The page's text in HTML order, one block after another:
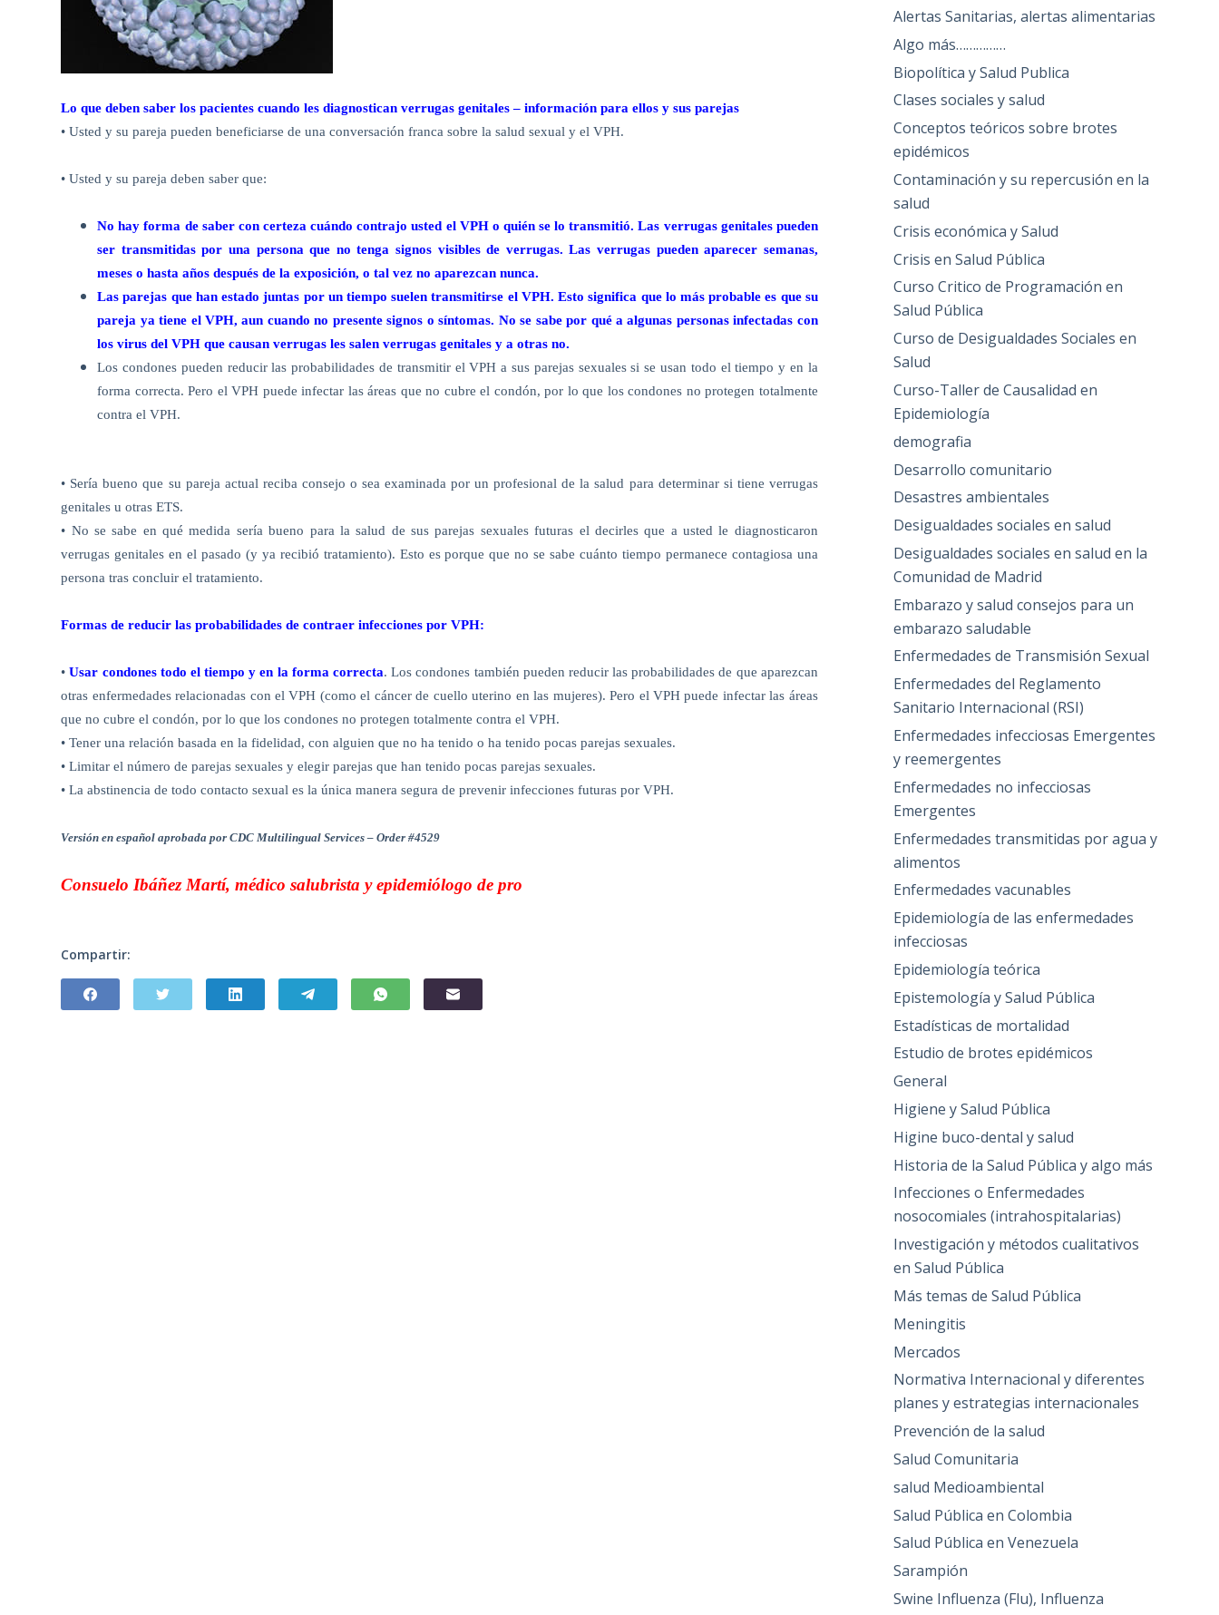
Lo que deben saber los pacientes cuando les diagnostican verrugas genitales – información para ellos y sus parejas
• Usted y su pareja pueden beneficiarse de una conversación franca sobre la salud sexual y el VPH.
• Usted y su pareja deben saber que:
No hay forma de saber con certeza cuándo contrajo usted el VPH o quién se lo transmitió.Las verrugas genitales pueden
ser transmitidas por una persona que no tenga signos visibles de verrugas. Las verrugas pueden aparecer semanas,
meses o hasta años después de la exposición, o tal vez no aparezcan nunca.
Las parejas que han estado juntas por un tiempo suelen transmitirse el VPH.Esto significa que lo más probable es que su
pareja ya tiene el VPH, aun cuando no presente signos o síntomas. No se sabe por qué a algunas personas infectadas con
los virusdel VPH que causan verrugas les salen verrugas genitales y a otras no.
Los condones pueden reducir las probabilidades de transmitir el VPH a sus parejas sexuales si se usan todo el tiempo y en la
forma correcta.Pero el VPH puede infectar las áreas que no cubre el condón, por lo que los condones no protegen totalmente
contra el VPH.
• Sería bueno que su pareja actual reciba consejo o sea examinada por un profesional de la salud para determinar si tiene verrugas
genitales u otras ETS.
• No se sabe en qué medida sería bueno para la salud de sus parejas sexuales futuras el decirles que a usted le diagnosticaron
verrugas genitales en el pasado (y ya recibió tratamiento). Esto es porque que no se sabe cuánto tiempo permanece contagiosa una
persona tras concluir el tratamiento.
Formas de reducir las probabilidades de contraer infecciones por VPH:
•Usar condones todo el tiempo y en la forma correcta.Los condones también pueden reducir las probabilidades de que aparezcan
otras enfermedades relacionadas con el VPH (como el cáncer de cuello uterino en las mujeres). Pero el VPH puede infectar las áreas
que no cubre el condón, por lo que los condones no protegen totalmente contra el VPH.
• Tener una relación basada en la fidelidad, con alguien que no ha tenido o ha tenido pocas parejas sexuales.
• Limitar el número de parejas sexuales y elegir parejas que han tenido pocas parejas sexuales.
• La abstinencia de todo contacto sexual es la única manera segura de prevenir infecciones futuras por VPH.
Versión en español aprobada por CDC Multilingual Services – Order #4529
Consuelo Ibáñez Martí, médico salubrista y epidemiólogo de pro
Compartir:
Alertas Sanitarias, alertas alimentarias
Algo más……………
Biopolítica y Salud Publica
Clases sociales y salud
Conceptos teóricos sobre brotes
epidémicos
Contaminación y su repercusión en la
salud
Crisis económica y Salud
Crisis en Salud Pública
Curso Critico de Programación en
Salud Pública
Curso de Desigualdades Sociales en
Salud
Curso-Taller de Causalidad en
Epidemiología
demografia
Desarrollo comunitario
Desastres ambientales
Desigualdades sociales en salud
Desigualdades sociales en salud en la
Comunidad de Madrid
Embarazo y salud consejos para un
embarazo saludable
Enfermedades de Transmisión Sexual
Enfermedades del Reglamento
Sanitario Internacional (RSI)
Enfermedades infecciosas Emergentes
y reemergentes
Enfermedades no infecciosas
Emergentes
Enfermedades transmitidas por agua y
alimentos
Enfermedades vacunables
Epidemiología de las enfermedades
infecciosas
Epidemiología teórica
Epistemología y Salud Pública
Estadísticas de mortalidad
Estudio de brotes epidémicos
General
Higiene y Salud Pública
Higine buco-dental y salud
Historia de la Salud Pública y algo más
Infecciones o Enfermedades
nosocomiales (intrahospitalarias)
Investigación y métodos cualitativos
en Salud Pública
Más temas de Salud Pública
Meningitis
Mercados
Normativa Internacional y diferentes
planes y estrategias internacionales
Prevención de la salud
Salud Comunitaria
salud Medioambiental
Salud Pública en Colombia
Salud Pública en Venezuela
Sarampión
Swine Influenza (Flu), Influenza